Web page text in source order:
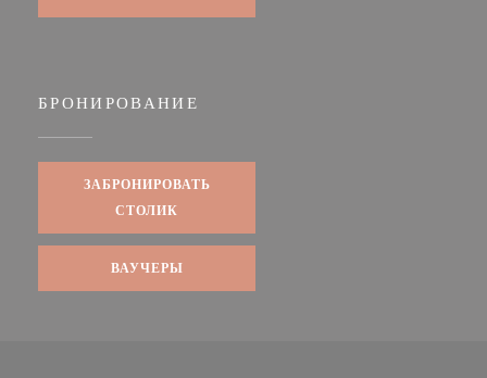
БРОНИРОВАНИЕ
ЗАБРОНИРОВАТЬ
СТОЛИК
ВАУЧЕРЫ